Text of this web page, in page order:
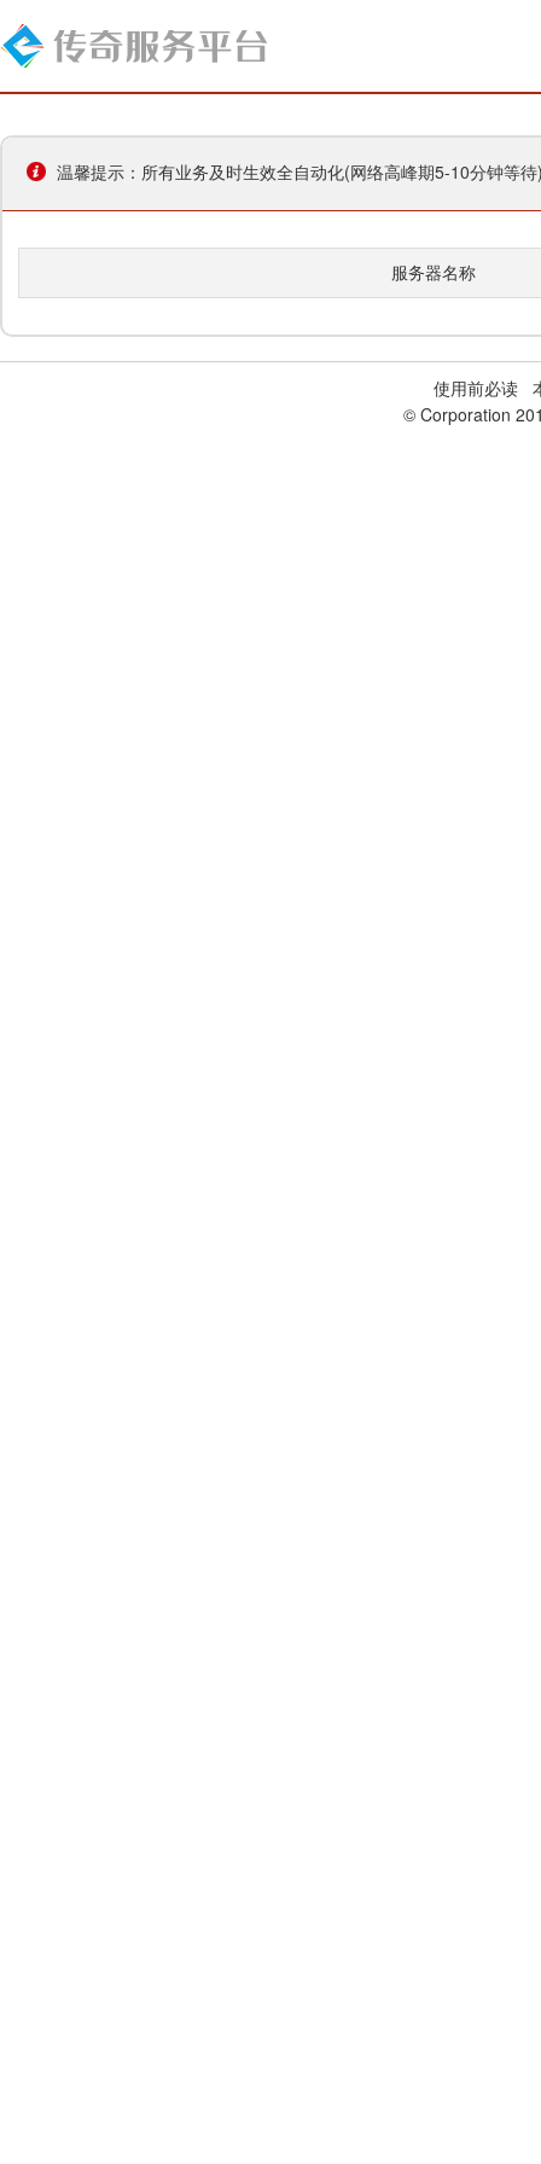
温馨提示：所有业务及时生效全自动化(网络高峰期5-10分钟等
服务器名称
使用前必读
© Corporation